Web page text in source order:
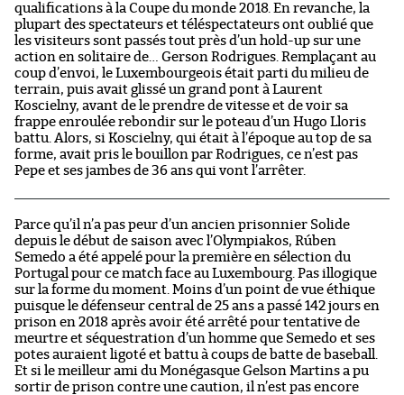
qualifications à la Coupe du monde 2018. En revanche, la
plupart des spectateurs et téléspectateurs ont oublié que
les visiteurs sont passés tout près d’un hold-up sur une
action en solitaire de… Gerson Rodrigues. Remplaçant au
coup d’envoi, le Luxembourgeois était parti du milieu de
terrain, puis avait glissé un grand pont à Laurent
Koscielny, avant de le prendre de vitesse et de voir sa
frappe enroulée rebondir sur le poteau d’un Hugo Lloris
battu. Alors, si Koscielny, qui était à l’époque au top de sa
forme, avait pris le bouillon par Rodrigues, ce n’est pas
Pepe et ses jambes de 36 ans qui vont l’arrêter.
Parce qu’il n’a pas peur d’un ancien prisonnier Solide
depuis le début de saison avec l’Olympiakos, Rúben
Semedo a été appelé pour la première en sélection du
Portugal pour ce match face au Luxembourg. Pas illogique
sur la forme du moment. Moins d’un point de vue éthique
puisque le défenseur central de 25 ans a passé 142 jours en
prison en 2018 après avoir été arrêté pour tentative de
meurtre et séquestration d’un homme que Semedo et ses
potes auraient ligoté et battu à coups de batte de baseball.
Et si le meilleur ami du Monégasque Gelson Martins a pu
sortir de prison contre une caution, il n’est pas encore